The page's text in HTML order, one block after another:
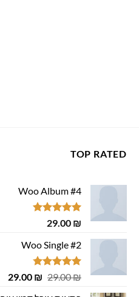
TOP RATED
Woo Album #4
דורג5.00
29.00 ₪
Woo Single #2
דורג4.75
29.00₪
המחיר
29.00 ₪